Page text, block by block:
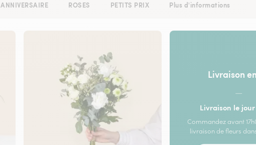
ANNIVERSAIRE ROSES PETITS PRIX Plus d'informations
Livraison
—
Livraison le
Commandez avant
livraison de fleurs